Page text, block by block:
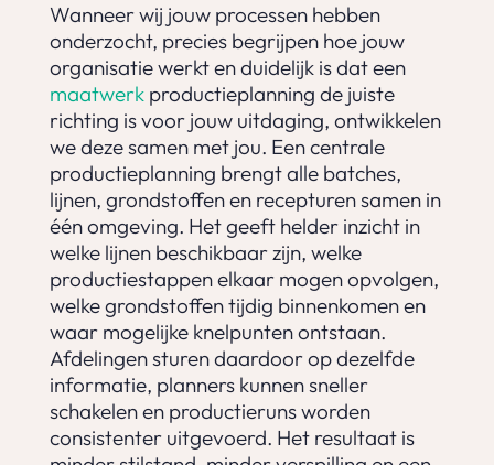
Wanneer wij jouw processen hebben
onderzocht, precies begrijpen hoe jouw
organisatie werkt en duidelijk is dat een
maatwerkproductieplanning de juiste
richting is voor jouw uitdaging, ontwikkelen
we deze samen met jou. Een centrale
productieplanning brengt alle batches,
lijnen, grondstoffen en recepturen samen in
één omgeving. Het geeft helder inzicht in
welke lijnen beschikbaar zijn, welke
productiestappen elkaar mogen opvolgen,
welke grondstoffen tijdig binnenkomen en
waar mogelijke knelpunten ontstaan.
Afdelingen sturen daardoor op dezelfde
informatie, planners kunnen sneller
schakelen en productieruns worden
consistenter uitgevoerd. Het resultaat is